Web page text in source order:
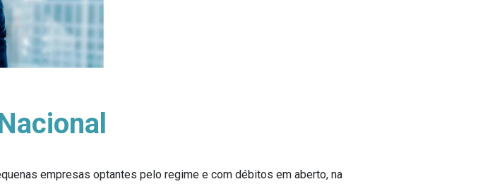
empresas optantes pelo regime e com débitos em aberto, na